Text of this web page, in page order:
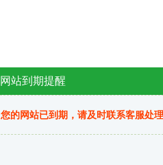
网站到期提醒
您的网站已到期，请及时联系客服处理